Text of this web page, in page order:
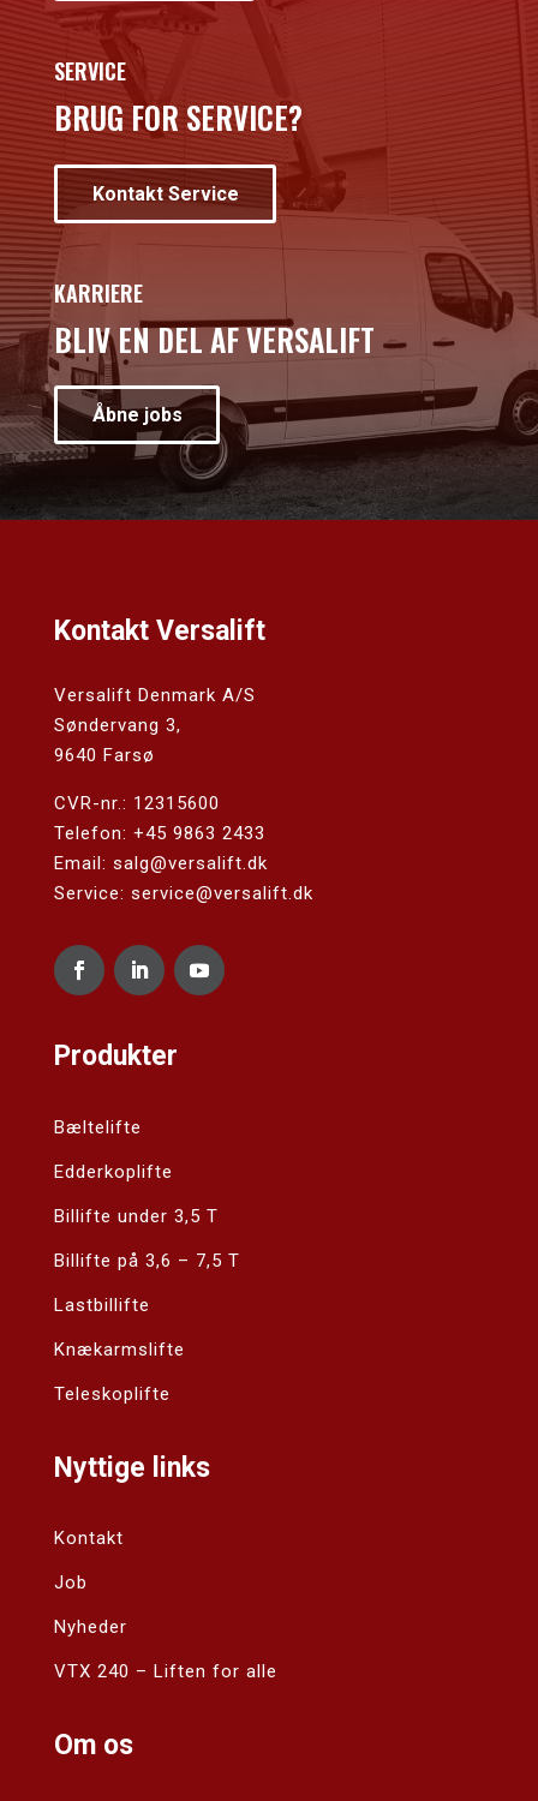
SERVICE
BRUG FOR SERVICE?
Kontakt Service
KARRIERE
BLIV EN DEL AF VERSALIFT
Åbne jobs
Kontakt Versalift
Versalift Denmark A/S
Søndervang 3,
9640 Farsø
CVR-nr.: 12315600
Telefon: +45 9863 2433
Email: salg@versalift.dk
Service: service@versalift.dk
Produkter
Bæltelifte
Edderkoplifte
Billifte under 3,5 T
Billifte på 3,6 – 7,5 T
Lastbillifte
Knækarmslifte
Teleskoplifte
Nyttige links
Kontakt
Job
Nyheder
VTX 240 – Liften for alle
Om os